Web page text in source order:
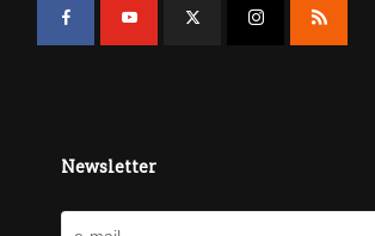
Newsletter